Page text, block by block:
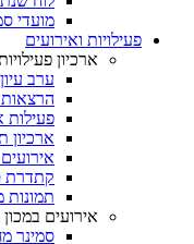
מועדי
פעילויות ואירועים
ארכיון
ערב עיון
פעילות
ארכיון
קתדרת
תמונות
אירועים במכון
סמינר